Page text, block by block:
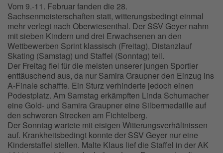
Vom 9.-11. Februar fanden die 28.
Sachsenmeisterschaften statt, witterungsbedingt einmal
mehr verlegt nach Oberwiesenthal. Der SSV Geyer nahm
mit sieben Kindern und drei Erwachsenen an den
Wettbewerben Sprint klassisch (Freitag), Distanzlauf
Skating (Samstag) und Staffel (Sonntag) teil.
Der Freitag fiel für die meisten unserer jungen Sportler
enttäuschend aus, da nur Samira Graupner den Einzug ins
A-Finale schaffte. Ein Sturz verhinderte jedoch einen
Podestplatz. Am Samstag erkämpften Linda Schumacher
eine Gold- und Samira Graupner eine Silbermedaille auf
den schweren Strecken am Fichtelberg.
Der Sonntag wartete mit eisigen Witterungsverhältnissen
auf. Krankheitsbedingt konnte der SSV Geyer nur eine
Kinderstaffel stellen. Malte Klaus lief die Staffel in der AK